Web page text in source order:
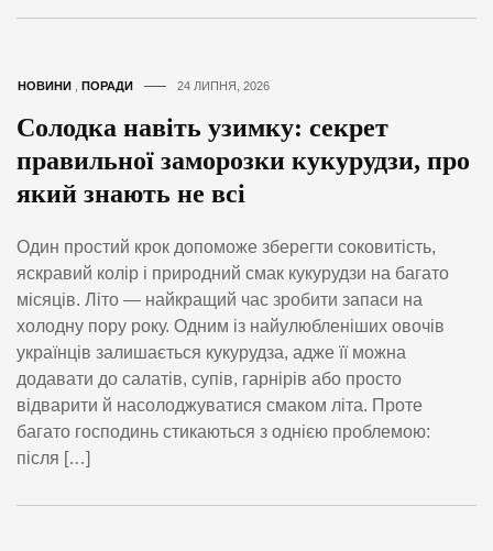
НОВИНИ ПОРАДИ 24 ЛИПНЯ, 2026
Солодка навіть узимку: секрет
правильної заморозки кукурудзи, про
який знають не всі
Один простий крок допоможе зберегти соковитість,
яскравий колір і природний смак кукурудзи на багато
місяців. Літо — найкращий час зробити запаси на
холодну пору року. Одним із найулюбленіших овочів
українців залишається кукурудза, адже її можна
додавати до салатів, супів, гарнірів або просто
відварити й насолоджуватися смаком літа. Проте
багато господинь стикаються з однією проблемою:
після […]